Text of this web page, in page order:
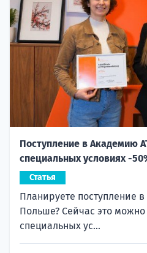
Поступление в Академию
специальных условиях -
Статья
Планируете поступление
Польше? Сейчас это можно
специальных ус...